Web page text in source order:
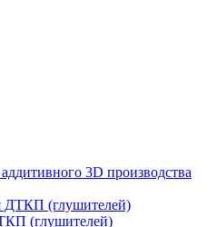
3D производства
ДТКП (глушителей)
(глушителей)